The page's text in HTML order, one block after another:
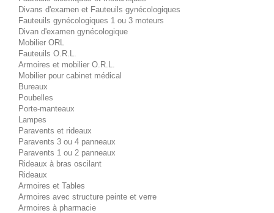
Divans d'examen et Fauteuils gynécologiques
Fauteuils gynécologiques 1 ou 3 moteurs
Divan d'examen gynécologique
Mobilier ORL
Fauteuils O.R.L.
Armoires et mobilier O.R.L.
Mobilier pour cabinet médical
Bureaux
Poubelles
Porte-manteaux
Lampes
Paravents et rideaux
Paravents 3 ou 4 panneaux
Paravents 1 ou 2 panneaux
Rideaux à bras oscilant
Rideaux
Armoires et Tables
Armoires avec structure peinte et verre
Armoires à pharmacie